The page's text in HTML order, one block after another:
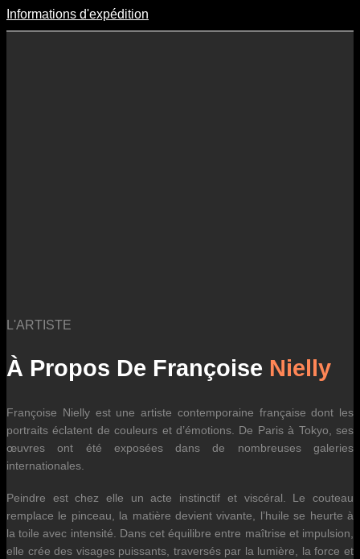
Informations D'expédition
Informations d'expédition
L'ARTISTE
À Propos De Françoise Nielly
Françoise Nielly est une artiste contemporaine française dont les
portraits éclatent de couleurs et d’émotions. De Paris à Tokyo, ses
œuvres ont été exposées dans de nombreuses galeries
internationales.
Peindre est chez elle un acte instinctif et viscéral. Le couteau
remplace le pinceau, la matière devient vivante, l’huile se heurte à
la toile avec intensité. Dans cet équilibre entre maîtrise et impulsion,
elle crée des visages puissants, traversés par la lumière, la force et